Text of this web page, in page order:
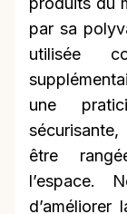
par sa
utilisée
une
être
l’espace.